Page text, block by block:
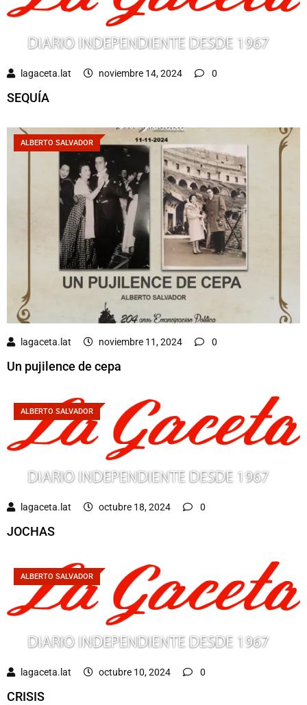
lagaceta.lat noviembre 14, 2024 0
SEQUÍA
ALBERTO SALVADOR
lagaceta.lat noviembre 11, 2024 0
Un pujilence de cepa
ALBERTO SALVADOR
lagaceta.lat octubre 18, 2024 0
JOCHAS
ALBERTO SALVADOR
lagaceta.lat octubre 10, 2024 0
CRISIS